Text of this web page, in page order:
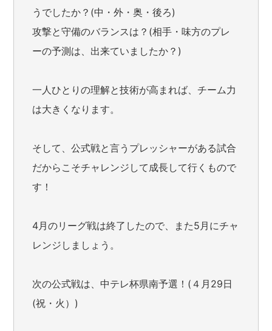
うでしたか？(中・外・奥・後ろ)
攻撃と守備のバランスは？(相手・味方のプレ
ーの予測は、出来ていましたか？)
一人ひとりの理解と技術が高まれば、チーム力
は大きくなります。
そして、公式戦と言うプレッシャーがある試合
だからこそチャレンジして成長して行くもので
す！
4月のリーグ戦は終了したので、また5月にチャ
レンジしましょう。
次の公式戦は、中テレ杯県南予選！(４月29日
(祝・火）)